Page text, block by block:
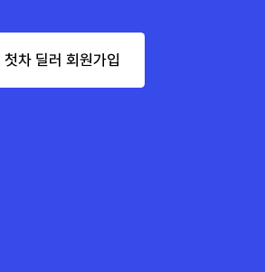
첫차 딜러 회원가입